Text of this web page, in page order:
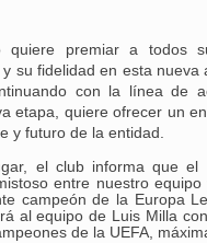
quiere premiar a todos
su fidelidad en esta
con la línea de
etapa, quiere ofrecer un
y futuro de la entidad.
el club informa que
entre nuestro
campeón de la Europa
al equipo de Luis Milla
de la UEFA,